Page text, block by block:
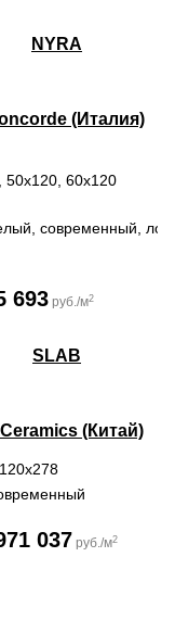
(Италия)
50x120, 60x120
современный,
693 руб./м2
(Китай)
120x278
037 руб./м2